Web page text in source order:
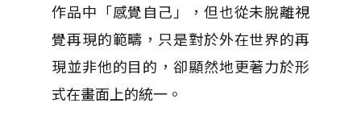
作品中「感覺自己」，但也從未脫離視
覺再現的範疇，只是對於外在世界的再
現並非他的目的，卻顯然地更著力於形
式在畫面上的統一。